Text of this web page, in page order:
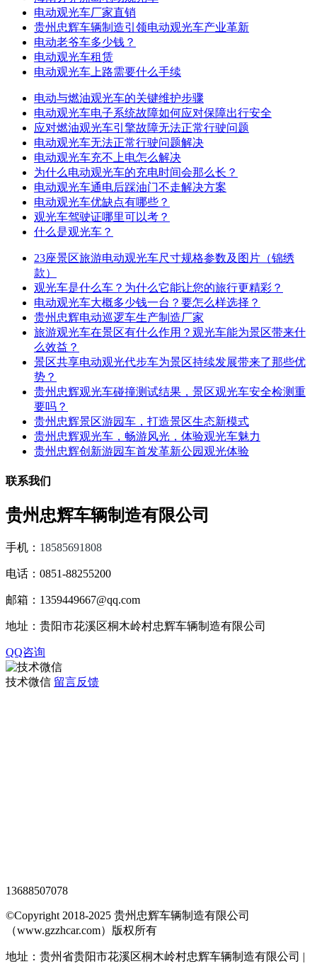
电动观光车厂家直销
贵州忠辉车辆制造引领电动观光车产业革新
电动老爷车多少钱？
电动观光车租赁
电动观光车上路需要什么手续
电动与燃油观光车的关键维护步骤
电动观光车电子系统故障如何应对保障出行安全
应对燃油观光车引擎故障无法正常行驶问题
电动观光车无法正常行驶问题解决
电动观光车充不上电怎么解决
为什么电动观光车的充电时间会那么长？
电动观光车通电后踩油门不走解决方案
电动观光车优缺点有哪些？
观光车驾驶证哪里可以考？
什么是观光车？
23座景区旅游电动观光车尺寸规格参数及图片（锦绣
款）
观光车是什么车？为什么它能让您的旅行更精彩？
电动观光车大概多少钱一台？要怎么样选择？
贵州忠辉电动巡逻车生产制造厂家
旅游观光车在景区有什么作用？观光车能为景区带来什
么效益？
景区共享电动观光代步车为景区持续发展带来了那些优
势？
贵州忠辉观光车碰撞测试结果，景区观光车安全检测重
要吗？
贵州忠辉景区游园车，打造景区生态新模式
贵州忠辉观光车，畅游风光，体验观光车魅力
贵州忠辉创新游园车首发革新公园观光体验
联系我们
贵州忠辉车辆制造有限公司
手机： 18585691808
电话：0851-88255200
邮箱：1359449667@qq.com
地址：贵阳市花溪区桐木岭村忠辉车辆制造有限公司
QQ咨询
技术微信 留言反馈
13688507078
©Copyright 2018-2025 贵州忠辉车辆制造有限公司
（www.gzzhcar.com）版权所有
地址：贵州省贵阳市花溪区桐木岭村忠辉车辆制造有限公司 |